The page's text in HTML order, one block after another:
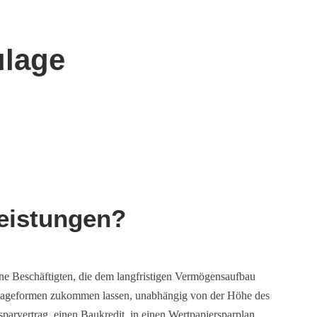
Beschäftigten, die dem langfristigen Vermögensaufbau
zukommen lassen, unabhängig von der Höhe des
einen Baukredit, in einen Wertpapiersparplan